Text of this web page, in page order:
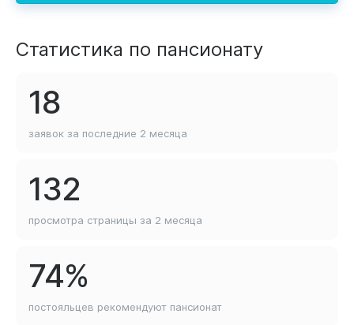
Статистика по пансионату
18
заявок за последние 2 месяца
132
просмотра страницы за 2 месяца
74%
постояльцев рекомендуют пансионат